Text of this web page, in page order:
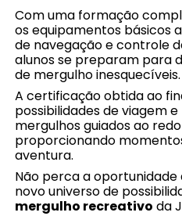
Com uma formação
os equipamentos básicos
de navegação e controle
alunos se preparam para
de mergulho inesquecíveis.
A certificação obtida ao
possibilidades de viagem
mergulhos guiados ao
proporcionando
aventura.
Não perca a
novo universo de
mergulho recreativo da